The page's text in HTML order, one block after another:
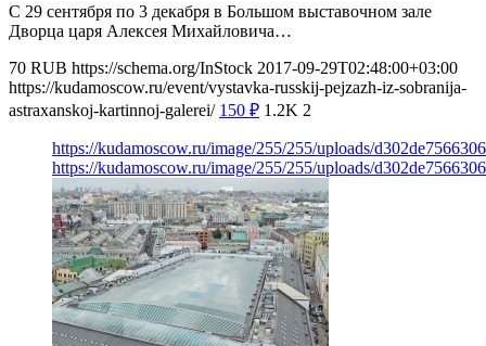
С 29 сентября по 3 декабря в Большом выставочном зале
Дворца царя Алексея Михайловича…
70 RUB https://schema.org/InStock 2017-09-29T02:48:00+03:00
https://kudamoscow.ru/event/vystavka-russkij-pejzazh-iz-sobranija-
astraxanskoj-kartinnoj-galerei/ 150 ₽ 1.2K 2
https://kudamoscow.ru/image/255/255/uploads/
https://kudamoscow.ru/image/255/255/uploads/